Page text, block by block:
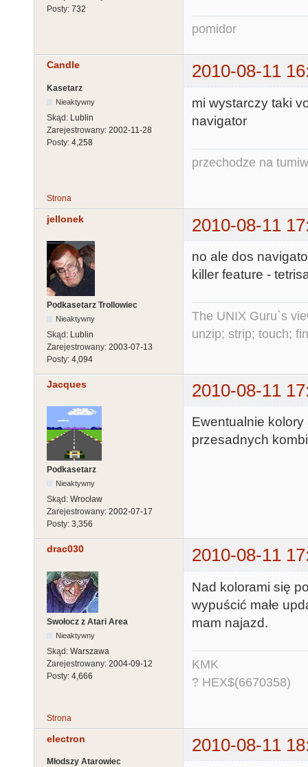
Posty: 732
pomidor
Candle 2010-08-11
Kasetarz
Nieaktywny
Skąd: Lublin
Zarejestrowany: 2002-11-28
Posty: 4,258
mi wystarczy taki
navigator
przechodze na
Strona
jellonek 2010-08-11
Podkasetarz Trollowiec
Nieaktywny
Skąd: Lublin
Zarejestrowany: 2003-07-13
Posty: 4,094
no ale dos
killer feature -
The UNIX Guru`s
unzip; strip; touch;
Jacques 2010-08-11
Podkasetarz
Nieaktywny
Skąd: Wrocław
Zarejestrowany: 2002-07-17
Posty: 3,356
Ewentualnie
przesadnych
drac030 2010-08-11
Swołocz z Atari Area
Nieaktywny
Skąd: Warszawa
Zarejestrowany: 2004-09-12
Posty: 4,666
Nad kolorami się
wypuścić małe
mam najazd.
KMK
? HEX$(6670358)
Strona
electron 2010-08-11
Młodszy Atarowiec